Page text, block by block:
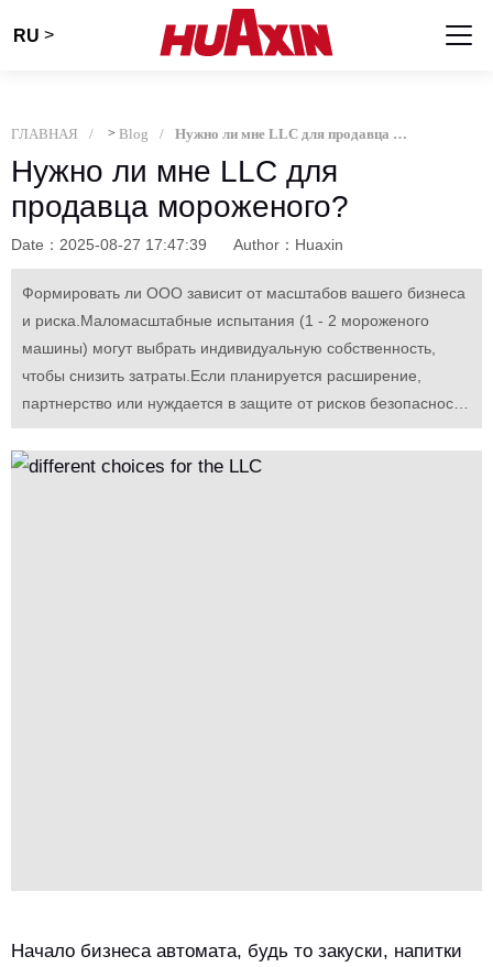
RU >
ГЛАВНАЯ > Blog Нужно ли мне LLC для продавца мороженого?
Нужно ли мне LLC для
продавца мороженого?
Date：2025-08-27 17:47:39 Author：Huaxin
Формировать ли ООО зависит от масштабов вашего бизнеса
и риска.Маломасштабные испытания (1 - 2 мороженого
машины) могут выбрать индивидуальную собственность,
чтобы снизить затраты.Если планируется расширение,
партнерство или нуждается в защите от рисков безопасности
пищевых продуктов, LLC эффективно защищает личные
активы от обязательств.Выбирайте исходя из реальных
Начало бизнеса автомата, будь то закуски, напитки